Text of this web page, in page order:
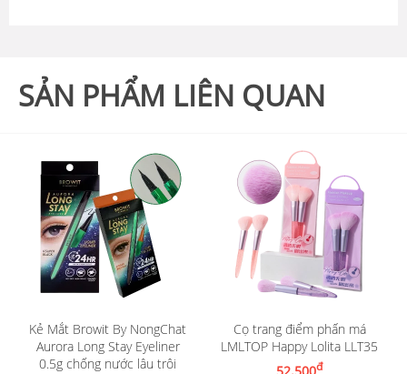
SẢN PHẨM LIÊN QUAN
Kẻ Mắt Browit By NongChat
Aurora Long Stay Eyeliner
0.5g chống nước lâu trôi
Cọ trang điểm phấn má
LMLTOP Happy Lolita LLT35
52.500đ